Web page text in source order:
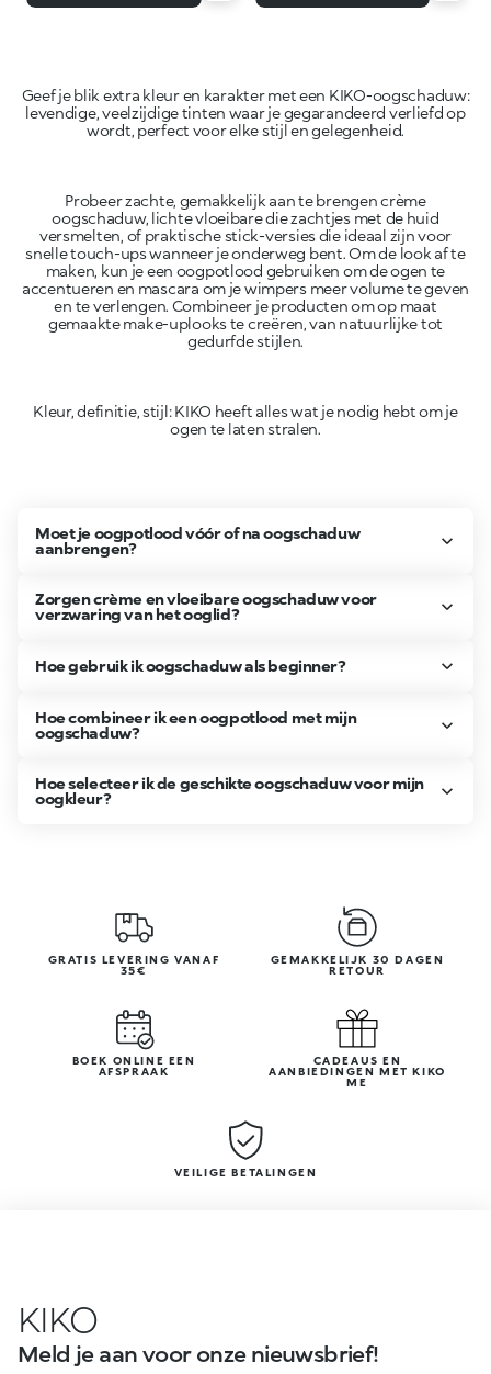
Geef je blik extra kleur en karakter met een KIKO-oogschaduw:
levendige, veelzijdige tinten waar je gegarandeerd verliefd op
wordt, perfect voor elke stijl en gelegenheid.
Probeer zachte, gemakkelijk aan te brengen crème
oogschaduw, lichte vloeibare die zachtjes met de huid
versmelten, of praktische stick-versies die ideaal zijn voor
snelle touch-ups wanneer je onderweg bent. Om de look af te
maken, kun je een oogpotlood gebruiken om de ogen te
accentueren en mascara om je wimpers meer volume te geven
en te verlengen. Combineer je producten om op maat
gemaakte make-uplooks te creëren, van natuurlijke tot
gedurfde stijlen.
Kleur, definitie, stijl: KIKO heeft alles wat je nodig hebt om je
ogen te laten stralen.
Moet je oogpotlood vóór of na oogschaduw
aanbrengen?
Zorgen crème en vloeibare oogschaduw voor
verzwaring van het ooglid?
Hoe gebruik ik oogschaduw als beginner?
Hoe combineer ik een oogpotlood met mijn
oogschaduw?
Hoe selecteer ik de geschikte oogschaduw voor mijn
oogkleur?
GRATIS LEVERING VANAF
35€
GEMAKKELIJK 30 DAGEN
RETOUR
BOEK ONLINE EEN
AFSPRAAK
CADEAUS EN
AANBIEDINGEN MET KIKO
ME
VEILIGE BETALINGEN
KIKO
Meld je aan voor onze nieuwsbrief!